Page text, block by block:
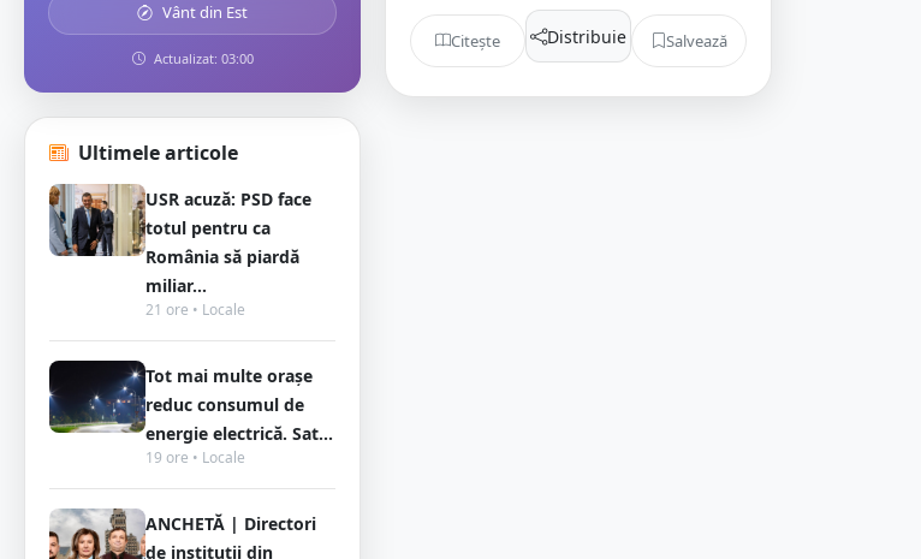
Vânt din Est
Actualizat: 03:00
Ultimele articole
USR acuză: PSD face
totul pentru ca
România să piardă
miliar...
21 ore • Locale
Tot mai multe orașe
reduc consumul de
energie electrică. Sat...
19 ore • Locale
ANCHETĂ | Directori
de instituții din
Citește Distribuie Salvează